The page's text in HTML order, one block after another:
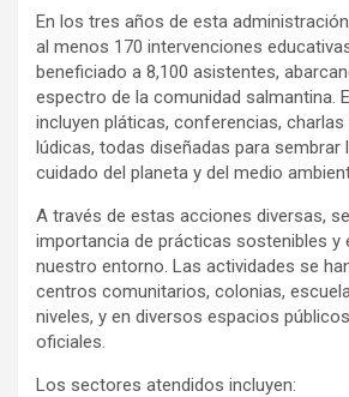
En los tres años de esta
al menos 170 intervenciones
beneficiado a 8,100 asistentes,
espectro de la comunidad salmantina.
incluyen pláticas, conferencias, charlas
lúdicas, todas diseñadas para sembrar
cuidado del planeta y del medio
A través de estas acciones diversas,
importancia de prácticas sostenibles y
nuestro entorno. Las actividades se
centros comunitarios, colonias,
niveles, y en diversos espacios
oficiales.
Los sectores atendidos incluyen: